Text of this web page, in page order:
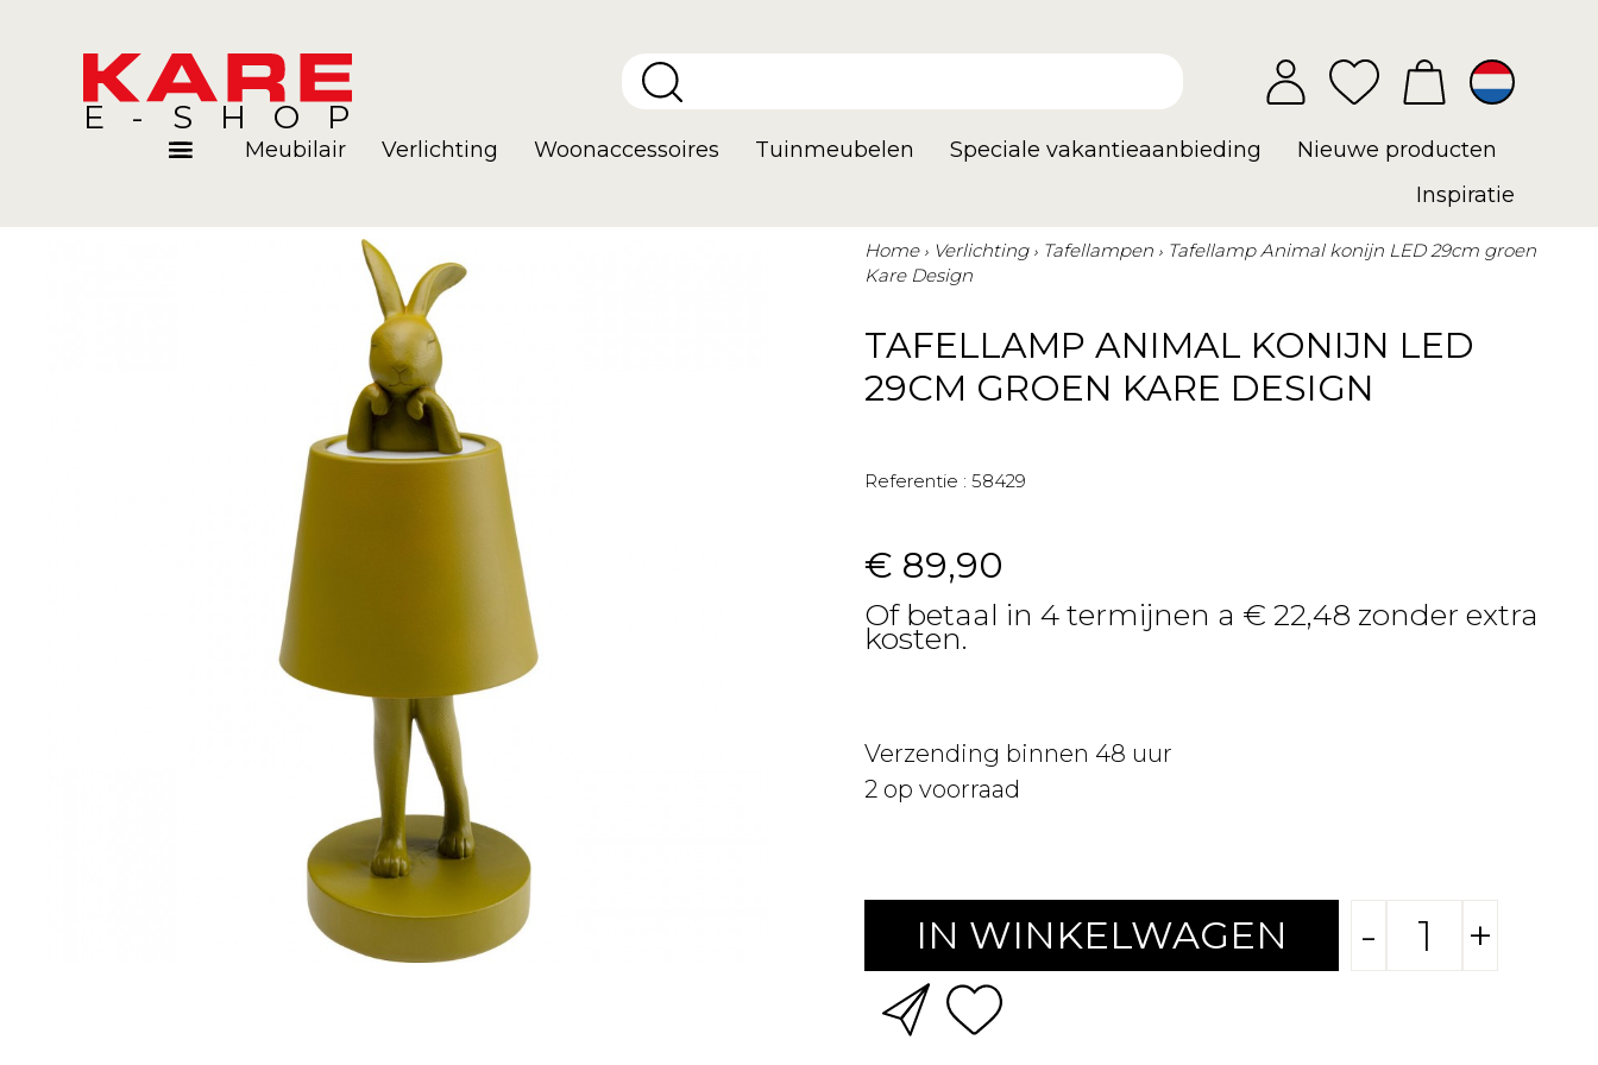
E-SHOP
Meubilair Verlichting Woonaccessoires Tuinmeubelen Speciale vakantieaanbieding
Nieuwe producten
Inspiratie
Home Verlichting Tafellampen
Tafellamp Animal konijn LED 29cm groen
Kare Design
TAFELLAMP ANIMAL KONIJN LED
29CM GROEN KARE DESIGN
Referentie : 58429
€ 89,90
Of betaal in 4 termijnen a € 22,48 zonder extra
kosten.
Verzending binnen 48 uur
2 op voorraad
IN WINKELWAGEN - +